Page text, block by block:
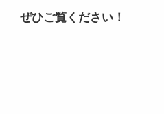
ぜひご覧ください！